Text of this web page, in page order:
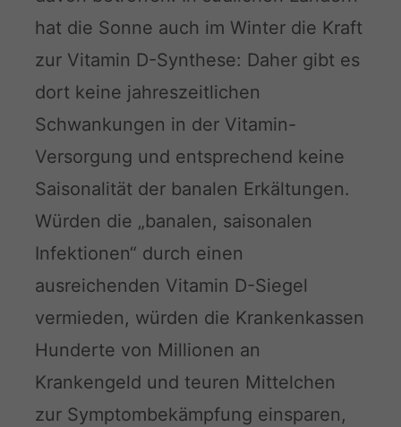
hat die Sonne auch im Winter die Kraft
zur Vitamin D-Synthese: Daher gibt es
dort keine jahreszeitlichen
Schwankungen in der Vitamin-
Versorgung und entsprechend keine
Saisonalität der banalen Erkältungen.
Würden die „banalen, saisonalen
Infektionen“ durch einen
ausreichenden Vitamin D-Siegel
vermieden, würden die Krankenkassen
Hunderte von Millionen an
Krankengeld und teuren Mittelchen
zur Symptombekämpfung einsparen,